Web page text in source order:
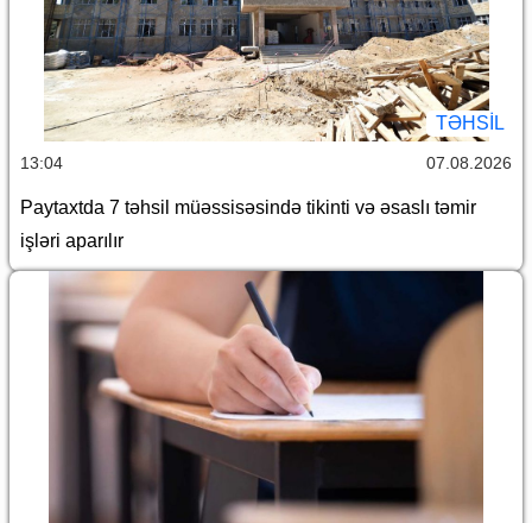
TƏHSIL
13:04 07.08.2026
Paytaxtda 7 təhsil müəssisəsində tikinti və əsaslı təmir
işləri aparılır